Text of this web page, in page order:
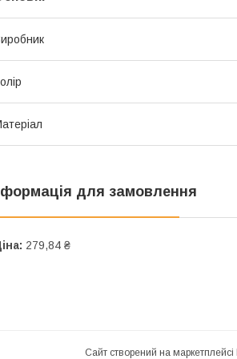
для замовлення
279,84 ₴
Сайт створений на маркетплейсі